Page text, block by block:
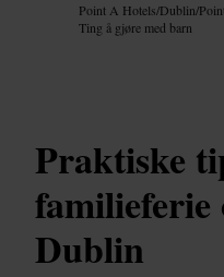
Point A Hotels/Dublin/
Ting å gjøre med barn
Praktiske
familieferie
Dublin